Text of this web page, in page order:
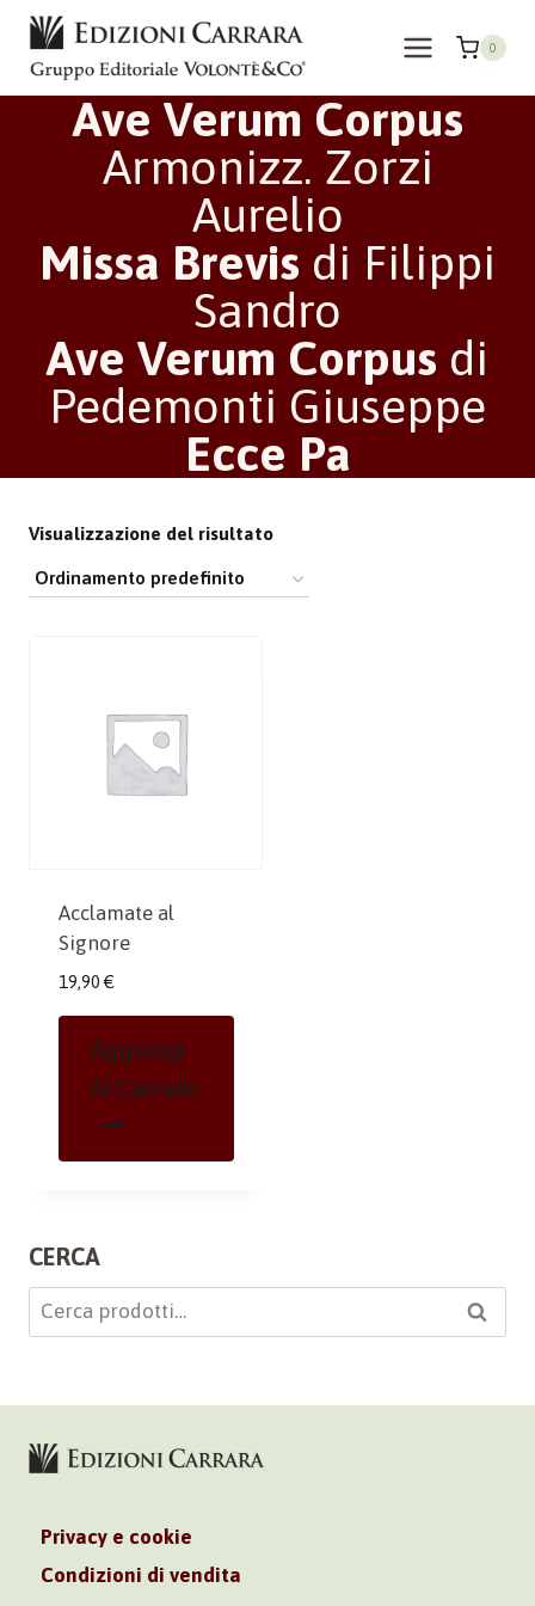
Salta
contenuto
0
Ave Verum Corpus
Armonizz. Zorzi
Aurelio
Missa Brevis di Filippi
Sandro
Ave Verum Corpus di
Pedemonti Giuseppe
Ecce Pa
Visualizzazione del risultato
Acclamate al
Signore
19,90 €
Aggiungi
Al Carrello
CERCA
Cerca: Cerca
Privacy e cookie
Condizioni di vendita